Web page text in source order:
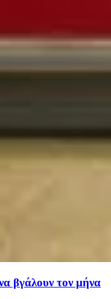
βγάλουν τον μήνα